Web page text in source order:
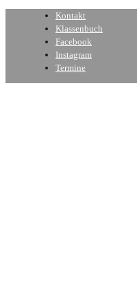
Kontakt
Klassenbuch
Facebook
Instagram
Termine